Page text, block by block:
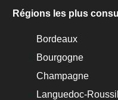
Régions les plus
Bordeaux
Bourgogne
Champagne
Languedoc-